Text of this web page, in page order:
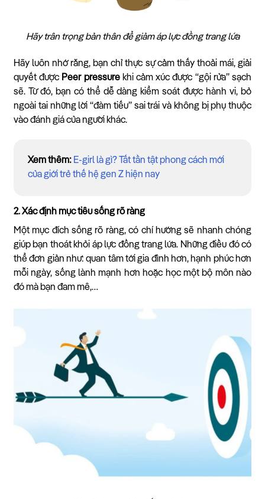
Hãy trân trọng bản thân để giảm áp lực đồng trang lứa
Hãy luôn nhớ rằng, bạn chỉ thực sự cảm thấy thoải mái, giải
quyết được Peer pressurekhi cảm xúc được “gội rửa” sạch
sẽ. Từ đó, bạn có thể dễ dàng kiểm soát được hành vi, bỏ
ngoài tai những lời “đàm tiếu” sai trái và không bị phụ thuộc
vào đánh giá của người khác.
Xem thêm: E-girl là gì? Tất tần tật phong cách mới
của giới trẻ thế hệ gen Z hiện nay
2. Xác định mục tiêu sống rõ ràng
Một mục đích sống rõ ràng, có chí hướng sẽ nhanh chóng
giúp bạn thoát khỏi áp lực đồng trang lứa. Những điều đó có
thể đơn giản như: quan tâm tới gia đình hơn, hạnh phúc hơn
mỗi ngày, sống lành mạnh hơn hoặc học một bộ môn nào
đó mà bạn đam mê,…